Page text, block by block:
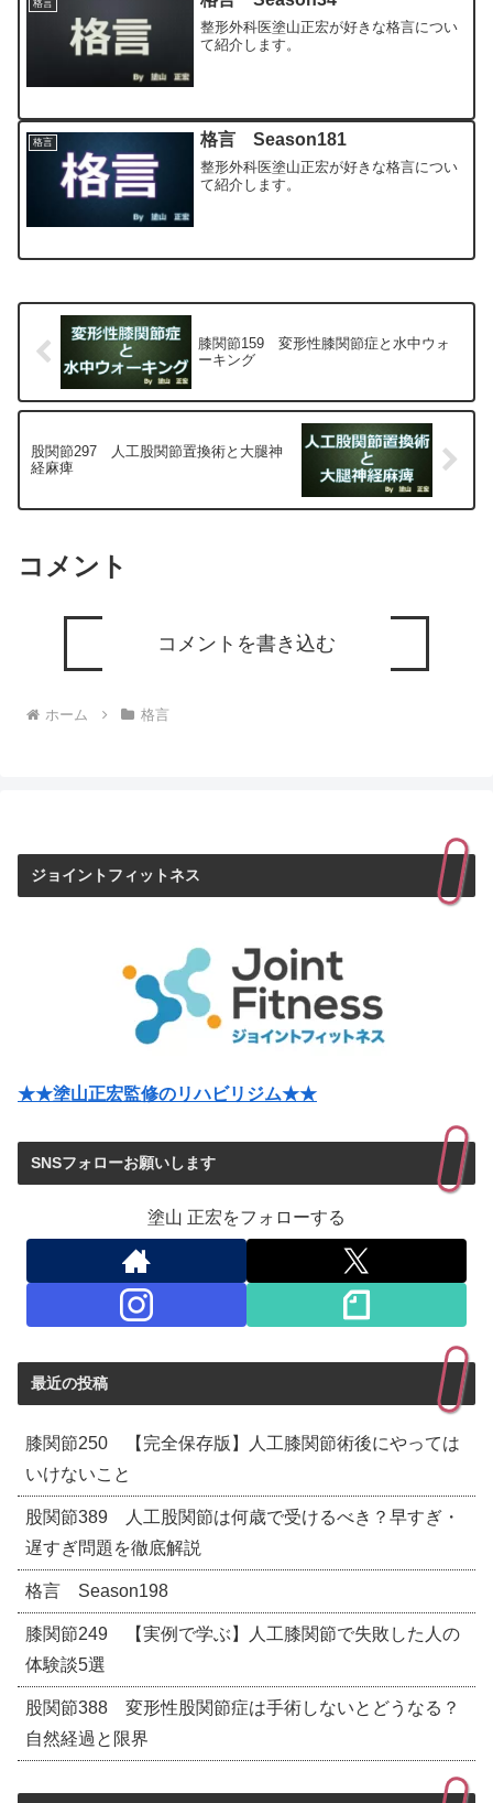
格言
整形外科医塗山正宏が好きな格言につい
て紹介します。
格言 格言 Season181
整形外科医塗山正宏が好きな格言につい
て紹介します。
膝関節159 変形性膝関節症と水中ウォ
ーキング
股関節297 人工股関節置換術と大腿神
経麻痺
コメント
コメントを書き込む
ホーム 格言
ジョイントフィットネス
★★塗山正宏監修のリハビリジム★★
SNSフォローお願いします
塗山 正宏をフォローする
最近の投稿
膝関節250 【完全保存版】人工膝関節術後にやっては
いけないこと
股関節389 人工股関節は何歳で受けるべき？早すぎ・
遅すぎ問題を徹底解説
格言 Season198
膝関節249 【実例で学ぶ】人工膝関節で失敗した人の
体験談5選
股関節388 変形性股関節症は手術しないとどうなる？
自然経過と限界